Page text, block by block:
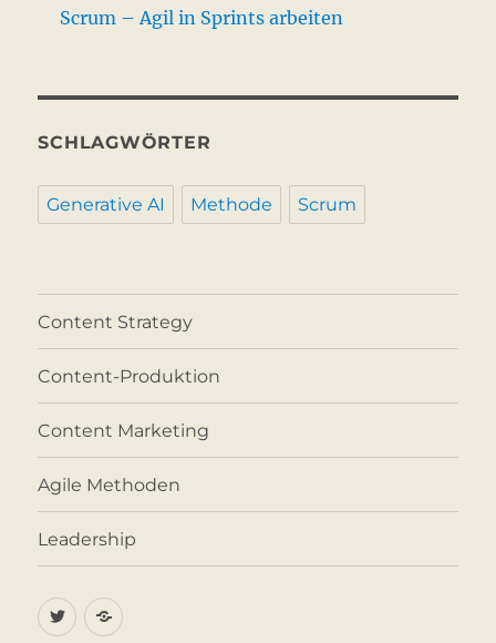
Scrum – Agil in Sprints arbeiten
SCHLAGWÖRTER
Generative AI Methode Scrum
Content Strategy
Content-Produktion
Content Marketing
Agile Methoden
Leadership
TwitterImpressum